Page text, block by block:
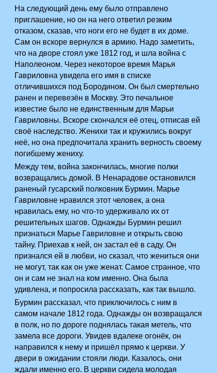
На следующий день ему было отправлено
приглашение, но он на него ответил резким
отказом, сказав, что ноги его не будет в их доме.
Сам он вскоре вернулся в армию. Надо заметить,
что на дворе стоял уже 1812 год, и шла война с
Наполеоном. Через некоторое время Марья
Гавриловна увидела его имя в списке
отличившихся под Бородином. Он был смертельно
ранен и перевезён в Москву. Это печальное
известие было не единственным для Марьи
Гавриловны. Вскоре скончался её отец, отписав ей
своё наследство. Женихи так и кружились вокруг
неё, но она предпочитала хранить верность своему
погибшему жениху.
Между тем, война закончилась, многие полки
возвращались домой. В Ненарадове остановился
раненый гусарский полковник Бурмин. Марье
Гавриловне нравился этот человек, а она
нравилась ему, но что-то удерживало их от
решительных шагов. Однажды Бурмин решил
признаться Марье Гавриловне и открыть свою
тайну. Приехав к ней, он застал её в саду. Он
признался ей в любви, но сказал, что жениться они
не могут, так как он уже женат. Самое странное, что
он и сам не знал на ком именно. Она была
удивлена, и попросила рассказать, как так вышло.
Бурмин рассказал, что приключилось с ним в
самом начале 1812 года. Однажды он возвращался
в полк, но по дороге поднялась такая метель, что
замела все дороги. Увидев вдалеке огонёк, он
направился к нему и пришёл прямо к церкви. У
двери в ожидании стояли люди. Казалось, они
ждали именно его. В церкви сидела молодая